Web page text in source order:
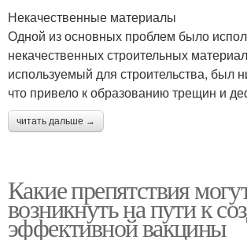
Некачественные материалы
Одной из основных проблем было
некачественных строительных
используемый для строительства, был
что привело к образованию трещин и
читать дальше →
Какие препятствия
возникнуть на пути к
эффективной вакцины